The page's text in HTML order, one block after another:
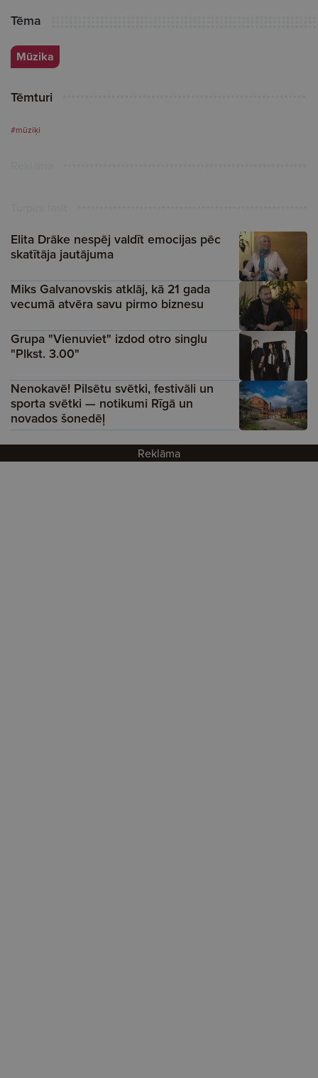
Tēma
Mūzika
Tēmturi
#mūziķi
Elita Drāke nespēj valdīt emocijas pēc
skatītāja jautājuma
Miks Galvanovskis atklāj, kā 21 gada
vecumā atvēra savu pirmo biznesu
Grupa "Vienuviet" izdod otro singlu
"Plkst. 3.00"
Nenokavē! Pilsētu svētki, festivāli un
sporta svētki — notikumi Rīgā un
novados šonedēļ
Reklāma